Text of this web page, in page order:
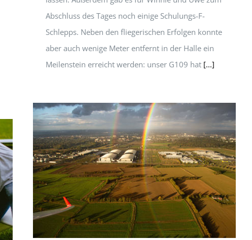
Abschluss des Tages noch einige Schulungs-F-
Schlepps. Neben den fliegerischen Erfolgen konnte
aber auch wenige Meter entfernt in der Halle ein
Meilenstein erreicht werden: unser G109 hat [...]